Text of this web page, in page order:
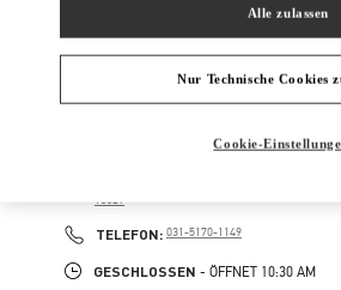
GESCHLOSSEN- ÖFFNET 10:30 AM
13529
TELEFON: PHONE
031-5170-1149
GESCHLOSSEN - ÖFFNET 10:30 AM
Nur Technische Cookies
Alle zulassen
Cookie-